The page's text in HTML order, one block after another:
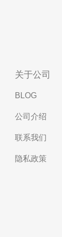
关于公司
BLOG
公司介绍
联系我们
隐私政策